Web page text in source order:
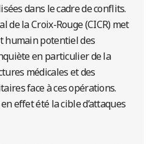
dans le cadre de conflits.
de la Croix-Rouge (CICR) met
humain potentiel des
en particulier de la
médicales et des
face à ces opérations.
effet été la cible d’attaques